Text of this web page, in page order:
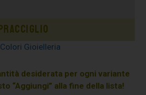
Gioielleria
desiderata per ogni variante
“Aggiungi” alla fine della lista!